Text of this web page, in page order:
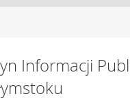
Informacji